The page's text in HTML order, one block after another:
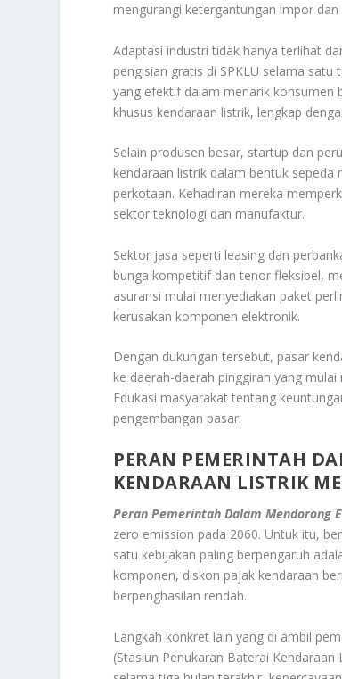
mengurangi ketergantungan impor
Adaptasi industri tidak hanya terlihat
pengisian gratis di SPKLU selama
yang efektif dalam menarik konsumen
khusus kendaraan listrik, lengkap
Selain produsen besar, startup dan
kendaraan listrik dalam bentuk
perkotaan. Kehadiran mereka
sektor teknologi dan manufaktur.
Sektor jasa seperti leasing dan
bunga kompetitif dan tenor fleksibel,
asuransi mulai menyediakan paket
kerusakan komponen elektronik.
Dengan dukungan tersebut, pasar
ke daerah-daerah pinggiran yang
Edukasi masyarakat tentang
pengembangan pasar.
PERAN PEMERINTAH
KENDARAAN LISTRIK
Peran Pemerintah Dalam Mendorong
zero emission pada 2060. Untuk itu,
satu kebijakan paling berpengaruh
komponen, diskon pajak kendaraan
berpenghasilan rendah.
Langkah konkret lain yang di ambil
(Stasiun Penukaran Baterai